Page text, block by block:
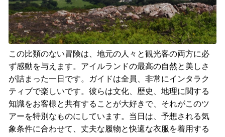
この比類のない冒険は、地元の人々と観光客の両方に必
ず感動を与えます。アイルランドの最高の自然と美しさ
が詰まった一日です。ガイドは全員、非常にインタラク
ティブで楽しいです。彼らは文化、歴史、地理に関する
知識をお客様と共有することが大好きで、それがこのツ
アーを特別なものにしています。当日は、予想される気
象条件に合わせて、丈夫な履物と快適な衣服を着用する